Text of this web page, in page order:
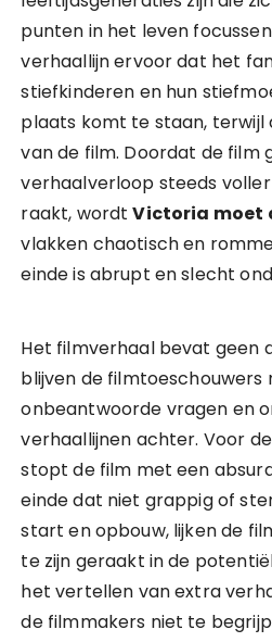
punten in het leven
verhaallijn ervoor dat het
stiefkinderen en hun
plaats komt te staan, terwijl
van de film. Doordat de film
verhaalverloop steeds
raakt, wordtVictoria moet
vlakken chaotisch en
einde is abrupt en slecht
Het filmverhaal bevat geen
blijven de
onbeantwoorde vragen en
verhaallijnen achter. Voor
stopt de film met een
einde dat niet grappig of
start en opbouw, lijken de
te zijn geraakt in de
het vertellen van extra
de filmmakers niet te